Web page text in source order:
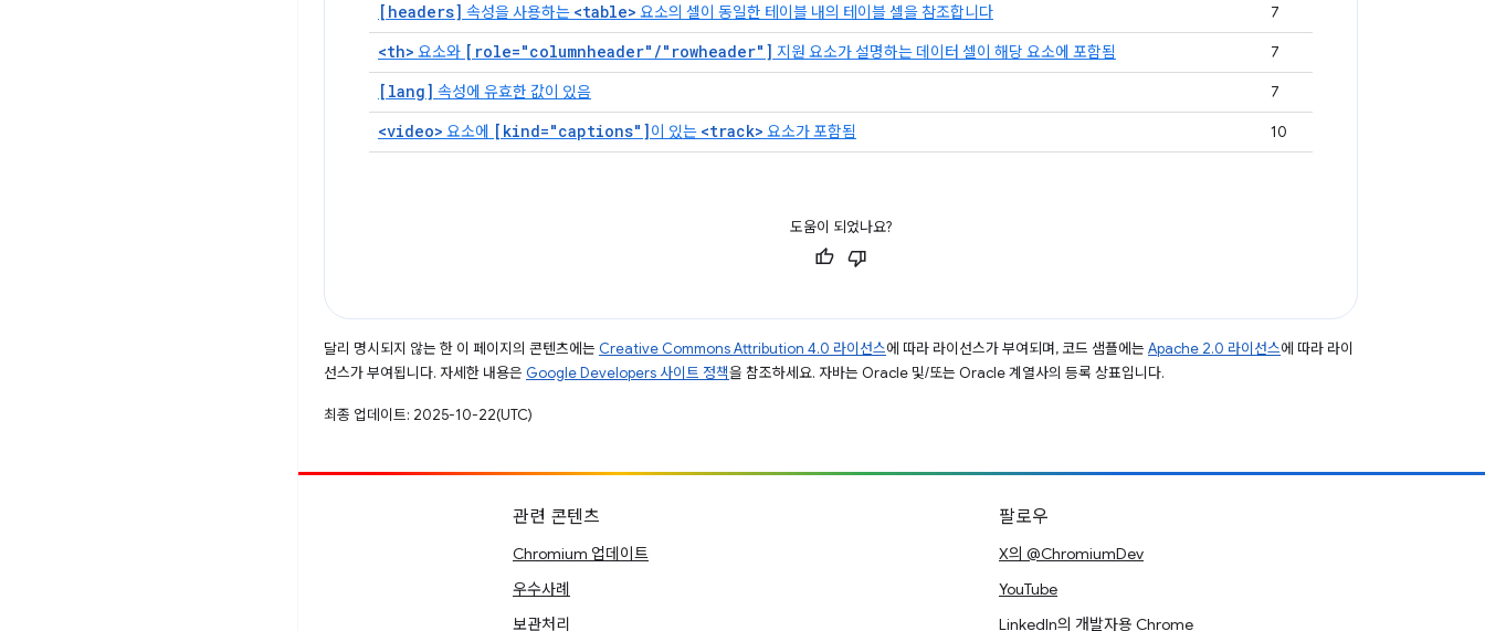
[headers] 속성을 사용하는 <table> 요소의 셀이 동일한 테이블 내의 테이블 셀을 참조합니다 7
<th> 요소와 [role="columnheader"/"rowheader"] 지원 요소가 설명하는 데이터 셀이 해당 요소에 포함됨 7
[lang] 속성에 유효한 값이 있음 7
<video> 요소에 [kind="captions"]이 있는 <track> 요소가 포함됨 10
도움이 되었나요?
달리 명시되지 않는 한 이 페이지의 콘텐츠에는 Creative Commons Attribution 4.0 라이선스에 따라 라이선스가 부여되며, 코드 샘플에는 Apache 2.0 라이선스에 따라 라이
선스가 부여됩니다. 자세한 내용은 Google Developers 사이트 정책을 참조하세요. 자바는 Oracle 및/또는 Oracle 계열사의 등록 상표입니다.
최종 업데이트: 2025-10-22(UTC)
관련 콘텐츠
Chromium 업데이트
우수사례
보관처리
팔로우
X의 @ChromiumDev
YouTube
LinkedIn의 개발자용 Chrome